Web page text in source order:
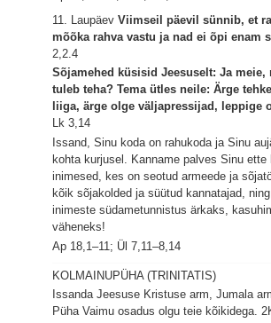
11. LaupäevViimseil päevil sünnib, et
mõõka rahva vastu ja nad ei õpi enam
2,2.4
Sõjamehed küsisid Jeesuselt: Ja meie,
tuleb teha? Tema ütles neile: Ärge
liiga, ärge olge väljapressijad, leppige
Lk 3,14
Issand, Sinu koda on rahukoda ja Sinu
kohta kurjusel. Kanname palves Sinu ette
inimesed, kes on seotud armeede ja
kõik sõjakolded ja süütud kannatajad,
inimeste südametunnistus ärkaks,
väheneks!
Ap 18,1–11; Ül 7,11–8,14
KOLMAINUPÜHA (TRINITATIS)
Issanda Jeesuse Kristuse arm, Jumala
Püha Vaimu osadus olgu teie kõikidega.